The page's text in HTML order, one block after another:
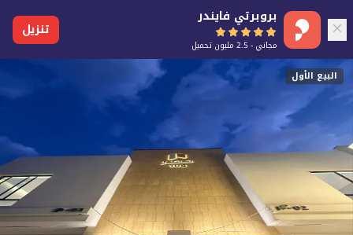
بروبرتي فايندر
مجاني - 2.5 مليون تحميل
تنزيل
البيع الأول